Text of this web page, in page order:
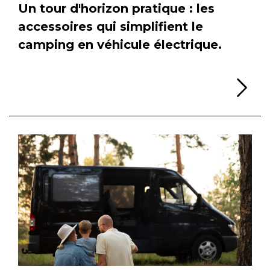
Un tour d'horizon pratique : les
accessoires qui simplifient le
camping en véhicule électrique.